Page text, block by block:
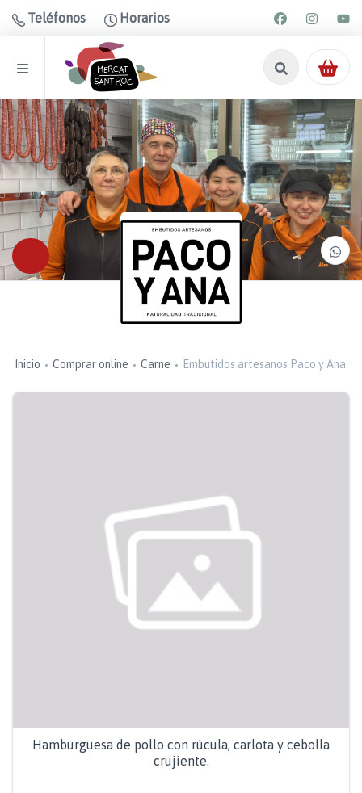
Teléfonos Horarios
Inicio Comprar online Carne Embutidos artesanos Paco y Ana
Hamburguesa de pollo con rúcula, carlota y cebolla
crujiente.